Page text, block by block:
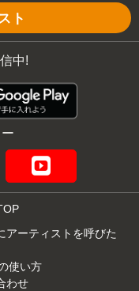
ト
中!
アーティストを呼びた
使い方
わせ